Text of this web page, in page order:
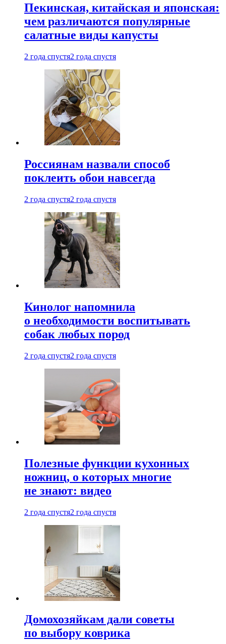
Пекинская, китайская и японская:
чем различаются популярные
салатные виды капусты
2 года спустя2 года спустя
Россиянам назвали способ
поклеить обои навсегда
2 года спустя2 года спустя
Кинолог напомнила
о необходимости воспитывать
собак любых пород
2 года спустя2 года спустя
Полезные функции кухонных
ножниц, о которых многие
не знают: видео
2 года спустя2 года спустя
Домохозяйкам дали советы
по выбору коврика